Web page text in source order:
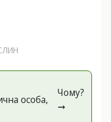
особа,
Чому?
➞